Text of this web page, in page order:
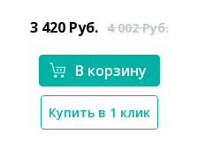
3 420 Руб. 4 002Руб.
В корзину
Купить в 1 клик